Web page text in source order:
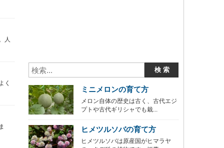
人
く
ミニメロンの育て方
メロン自体の歴史は古く、古代エジ
プトや古代ギリシャでも栽...
ヒメツルソバの育て方
ヒメツルソバは原産国がヒマラヤ